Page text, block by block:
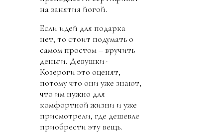
на занятия йогой.
Если идей для подарка
нет, то стоит подумать о
самом простом – вручить
деньги. Девушки-
Козероги это оценят,
потому что они уже знают,
что им нужно для
комфортной жизни и уже
присмотрели, где дешевле
приобрести эту вещь.